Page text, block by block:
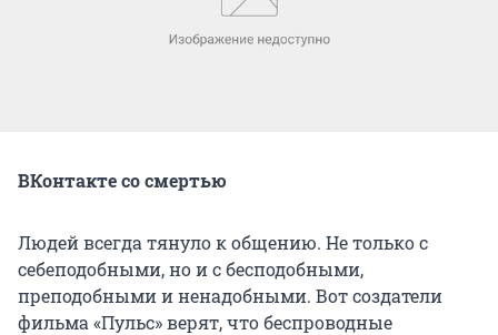
ВКонтакте со смертью
Людей всегда тянуло к общению. Не только с
себеподобными, но и с бесподобными,
преподобными и ненадобными. Вот создатели
фильма «Пульс» верят, что беспроводные